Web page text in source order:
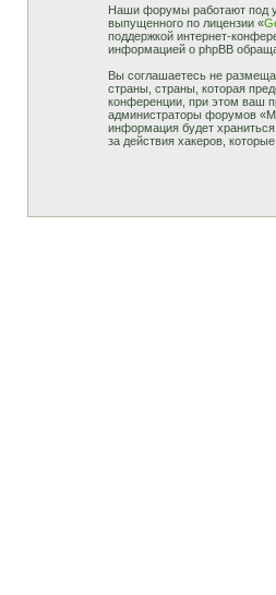
Наши форумы работают под
выпущенного по лицензии «
поддержкой интернет-
информацией о phpBB
Вы соглашаетесь не
страны, страны, которая
конференции, при этом ваш
администраторы форумов
информация будет
за действия хакеров,